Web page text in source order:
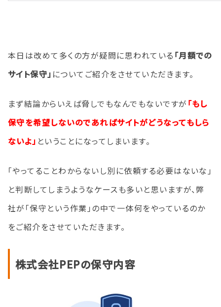
本日は改めて多くの方が疑問に思われている 「月額での
サイト保守」 についてご紹介をさせていただきます。
まず結論からいえば脅しでもなんでもないですが 「もし
保守を希望しないのであればサイトがどうなってもしら
ないよ」 ということになってしまいます。
「やってることわからないし別に依頼する必要はないな」
と判断してしまうようなケースも多いと思いますが、弊
社が「保守という作業」の中で一体何をやっているのか
をご紹介をさせていただきます。
株式会社PEPの保守内容